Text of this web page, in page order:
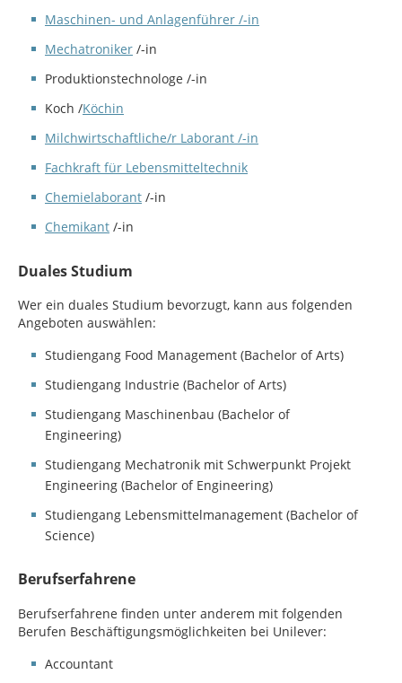
Maschinen- und Anlagenführer /-in
Mechatroniker /-in
Produktionstechnologe /-in
Koch /Köchin
Milchwirtschaftliche/r Laborant /-in
Fachkraft für Lebensmitteltechnik
Chemielaborant /-in
Chemikant /-in
Duales Studium
Wer ein duales Studium bevorzugt, kann aus folgenden
Angeboten auswählen:
Studiengang Food Management (Bachelor of Arts)
Studiengang Industrie (Bachelor of Arts)
Studiengang Maschinenbau (Bachelor of
Engineering)
Studiengang Mechatronik mit Schwerpunkt Projekt
Engineering (Bachelor of Engineering)
Studiengang Lebensmittelmanagement (Bachelor of
Science)
Berufserfahrene
Berufserfahrene finden unter anderem mit folgenden
Berufen Beschäftigungsmöglichkeiten bei Unilever:
Accountant